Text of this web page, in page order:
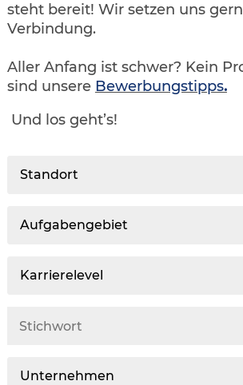
steht bereit! Wir setzen uns
Verbindung.
Aller Anfang ist schwer? Kein
sind unsere Bewerbungstipps.
Und los geht’s!
Standort
Aufgabengebiet
Karrierelevel
Unternehmen